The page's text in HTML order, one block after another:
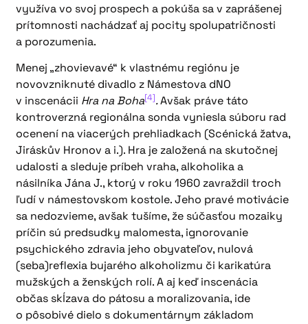
využíva vo svoj prospech a pokúša sa v zaprášenej
prítomnosti nachádzať aj pocity spolupatričnosti
a porozumenia.
Menej „zhovievavé“ k vlastnému regiónu je
novovzniknuté divadlo z Námestova dNO
v inscenácii Hra na Boha[4].Avšak práve táto
kontroverzná regionálna sonda vyniesla súboru rad
ocenení na viacerých prehliadkach (Scénická žatva,
Jiráskův Hronov a i.). Hra je založená na skutočnej
udalosti a sleduje príbeh vraha, alkoholika a
násilníka Jána J., ktorý v roku 1960 zavraždil troch
ľudí v námestovskom kostole. Jeho pravé motivácie
sa nedozvieme, avšak tušíme, že súčasťou mozaiky
príčin sú predsudky malomesta, ignorovanie
psychického zdravia jeho obyvateľov, nulová
(seba)reflexia bujarého alkoholizmu či karikatúra
mužských a ženských rolí. A aj keď inscenácia
občas skĺzava do pátosu a moralizovania, ide
o pôsobivé dielo s dokumentárnym základom